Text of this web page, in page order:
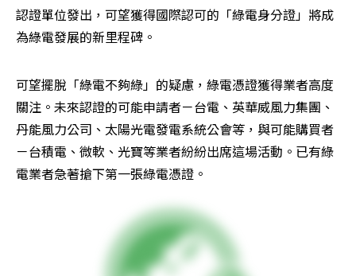
認證單位發出，可望獲得國際認可的「綠電身分證」將成
為綠電發展的新里程碑。
可望擺脫「綠電不夠綠」的疑慮，綠電憑證獲得業者高度
關注。未來認證的可能申請者－台電、英華威風力集團、
丹能風力公司、太陽光電發電系統公會等，與可能購買者
－台積電、微軟、光寶等業者紛紛出席這場活動。已有綠
電業者急著搶下第一張綠電憑證。